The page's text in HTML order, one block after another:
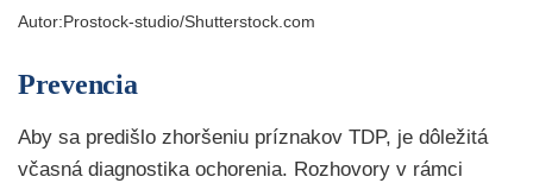
Autor:Prostock-studio/Shutterstock.com
Prevencia
Aby sa predišlo zhoršeniu príznakov TDP, je dôležitá
včasná diagnostika ochorenia. Rozhovory v rámci